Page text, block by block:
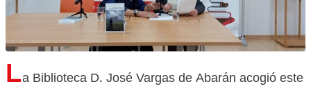
La Biblioteca D. José Vargas de Abarán acogió este